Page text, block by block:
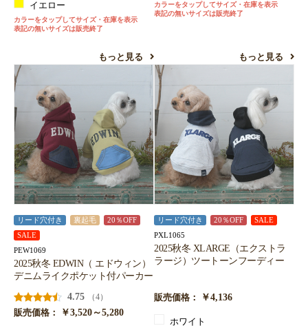
イエロー
カラーをタップしてサイズ・在庫を表示
表記の無いサイズは販売終了
もっと見る
カラーをタップしてサイズ・在庫を表示
表記の無いサイズは販売終了
もっと見る
リード穴付き 裏起毛
20％OFF
SALE
PEW1069
2025秋冬 EDWIN（ エドウィン）
デニムライクポケット付パーカー
4.75
（4）
販売価格：
￥3,520～5,280
リード穴付き 20％OFF SALE
PXL1065
2025秋冬 XLARGE（エクストラ
ラージ）ツートーンフーディー
販売価格： ￥4,136
ホワイト